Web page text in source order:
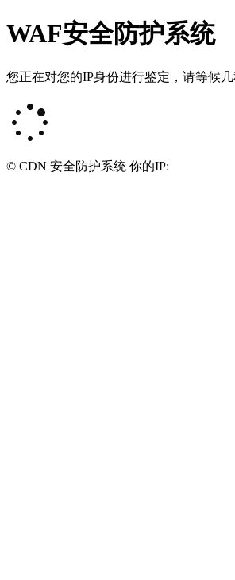
WAF安全防护系统
您正在对您的IP身份进行鉴定，请等候
© CDN 安全防护系统 你的IP: